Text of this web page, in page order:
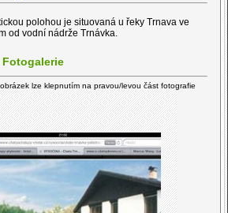
polohou je situovaná u řeky Trnava ve
od vodní nádrže Trnávka.
Fotogalerie
lze klepnutím na pravou/levou část fotografie